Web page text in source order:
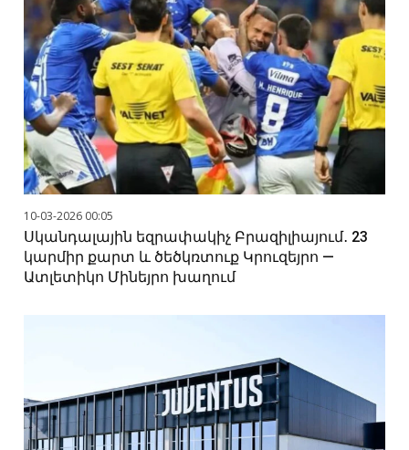
10-03-2026 00:05
Սկանդալային եզրափակիչ Բրազիլիայում․ 23
կարմիր քարտ և ծեծկռտուք Կրուզեյրո —
Ատլետիկո Մինեյրո խաղում